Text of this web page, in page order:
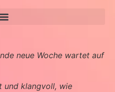
neue Woche wartet auf
und klangvoll, wie